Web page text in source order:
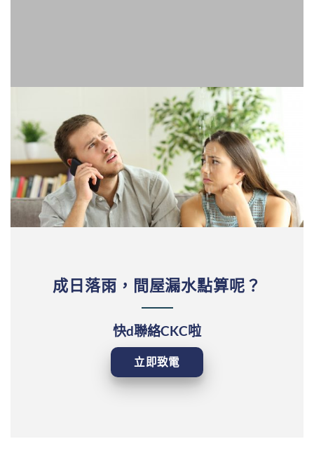
成日落雨，間屋漏水點算呢？
快d聯絡CKC啦
立即致電